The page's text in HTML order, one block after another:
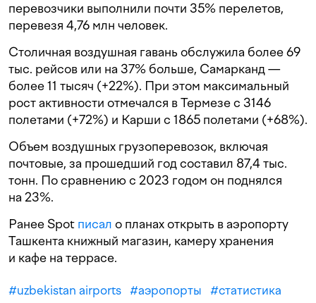
перевозчики выполнили почти 35% перелетов,
перевезя 4,76 млн человек.
Столичная воздушная гавань обслужила более 69
тыс. рейсов или на 37% больше, Самарканд —
более 11 тысяч (+22%). При этом максимальный
рост активности отмечался в Термезе с 3146
полетами (+72%) и Карши с 1865 полетами (+68%).
Объем воздушных грузоперевозок, включая
почтовые, за прошедший год составил 87,4 тыс.
тонн. По сравнению с 2023 годом он поднялся
на 23%.
Ранее Spot писал о планах открыть в аэропорту
Ташкента книжный магазин, камеру хранения
и кафе на террасе.
#uzbekistan airports #аэропорты #статистика